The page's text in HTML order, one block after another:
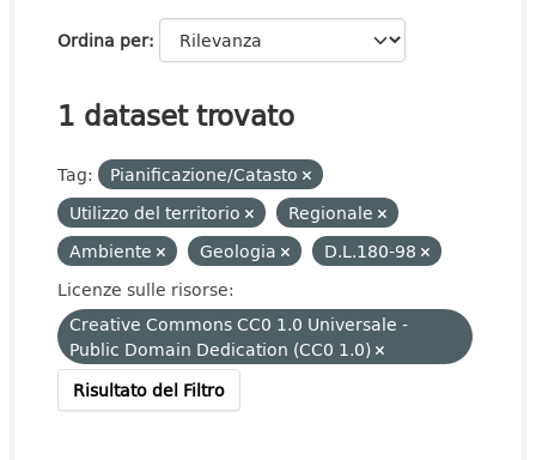
Ordina per
1 dataset trovato
Tag:
Pianificazione/Catasto
Utilizzo del territorio
Regionale
Ambiente
Geologia
D.L.180-98
Licenze sulle risorse:
Creative Commons CC0 1.0 Universale -
Public Domain Dedication (CC0 1.0)
Risultato del Filtro